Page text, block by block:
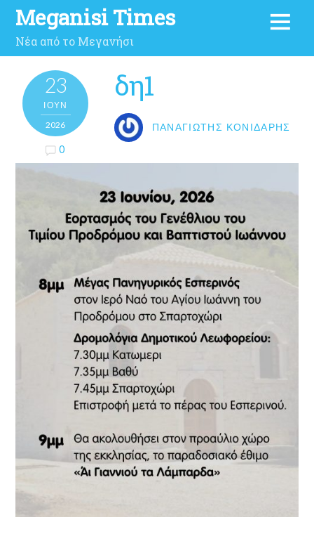
Meganisi Times
Νέα από το Μεγανήσι
23
ΙΟΎΝ
2026
0
δη1
ΠΑΝΑΓΙΏΤΗΣ ΚΟΝΙΔΆΡΗΣ